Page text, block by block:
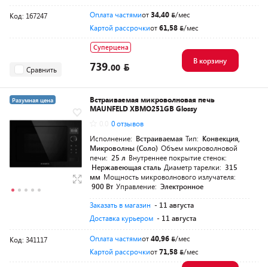
Код: 167247 Оплата частямиот34,40
/мес
Картой рассрочкиот61,58 /мес
Сравнить
Суперцена
739.00
В корзину
Разумная цена
Встраиваемая микроволновая печь
MAUNFELD XBMO251GB Glossy
0 отзывов
Исполнение: Встраиваемая Тип: Конвекция,
Микроволны (Соло) Объем микроволновой
печи: 25 л Внутреннее покрытие стенок:
Нержавеющая сталь Диаметр тарелки: 315
мм Мощность микроволнового излучателя:
900 Вт Управление: Электронное
Заказать в магазин - 11 августа
Доставка курьером - 11 августа
Код: 341117 Оплата частямиот40,96
/мес
Картой рассрочкиот71,58 /мес